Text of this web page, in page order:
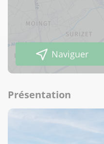
Naviguer
Présentation